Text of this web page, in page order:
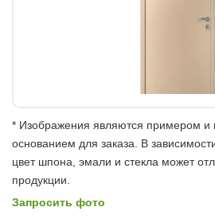
* Изображения являются примером и
основанием для заказа. В
цвет шпона, эмали и стекла может
продукции.
Запросить фото